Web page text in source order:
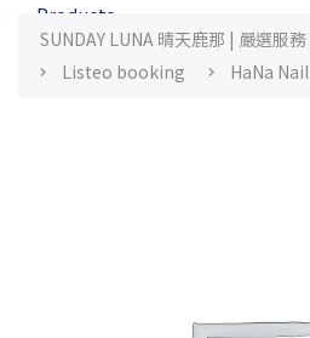
Products
SUNDAY LUNA 晴天鹿那 | 嚴選服務
Listeo booking
HaNa Nail